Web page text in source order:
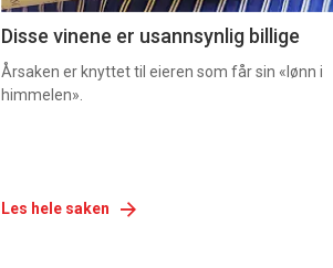
Disse vinene er usannsynlig billige
Årsaken er knyttet til eieren som får sin «lønn i
himmelen».
Les hele saken